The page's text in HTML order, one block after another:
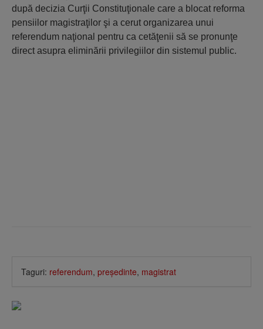
după decizia Curţii Constituţionale care a blocat reforma
pensiilor magistraţilor şi a cerut organizarea unui
referendum naţional pentru ca cetăţenii să se pronunţe
direct asupra eliminării privilegiilor din sistemul public.
Taguri: referendum, preşedinte, magistrat